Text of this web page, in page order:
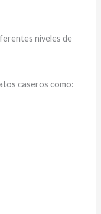
niveles de
caseros como: